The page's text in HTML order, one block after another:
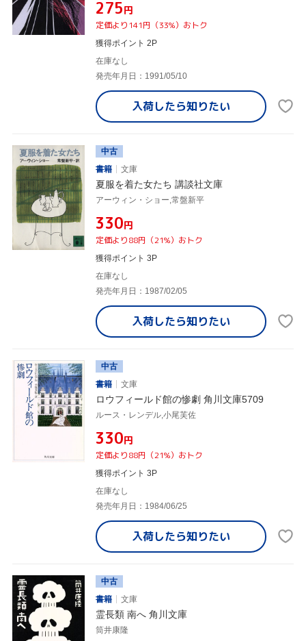
¥275円
定価より141円（33%）おトク
獲得ポイント 2P
在庫なし
発売年月日：1991/05/10
入荷したら知りたい
中古
書籍
文庫
夏服を着た女たち 講談社文庫
アーウィン・ショー,常盤新平
¥330円
定価より88円（21%）おトク
獲得ポイント 3P
在庫なし
発売年月日：1987/02/05
入荷したら知りたい
中古
書籍
文庫
ロウフィールド館の惨劇 角川文庫5709
ルース・レンデル,小尾芙佐
¥330円
定価より88円（21%）おトク
獲得ポイント 3P
在庫なし
発売年月日：1984/06/25
入荷したら知りたい
中古
書籍
文庫
霊長類 南へ 角川文庫
筒井康隆